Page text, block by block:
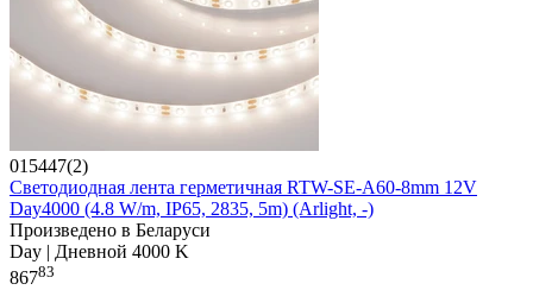
015447(2)
Светодиодная лента герметичная RTW-SE-A60-8mm 12V
Day4000 (4.8 W/m, IP65, 2835, 5m) (Arlight, -)
Произведено в Беларуси
Day | Дневной 4000 K
86783